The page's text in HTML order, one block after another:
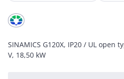
SINAMICS G120X, IP20 / UL open
V, 18,50 kW